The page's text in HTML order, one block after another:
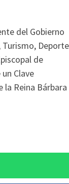
del Gobierno
Turismo, Deporte
de
Clave
Reina Bárbara